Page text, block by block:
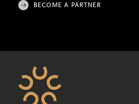
BECOME A PARTNER